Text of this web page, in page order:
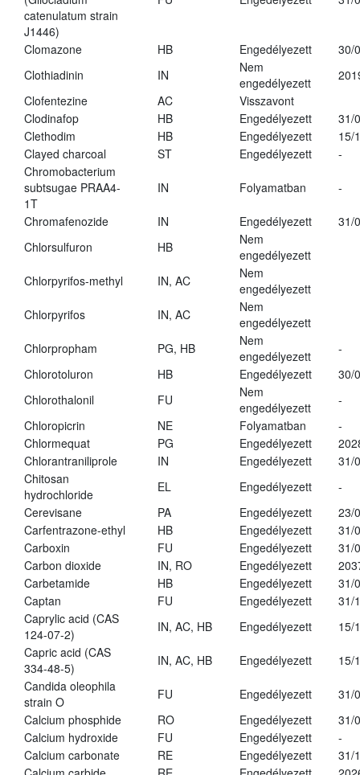
catenulatum strain
J1446)
Clomazone HB Engedélyezett
30/
Clothiadinin
IN
Nem
engedélyezett
Clofentezine
AC
Visszavont
Clodinafop
HB Engedélyezett
31/
Clethodim
HB Engedélyezett
15/
Clayed charcoal
ST Engedélyezett
-
Chromobacterium
subtsugae PRAA4-
1T
IN Folyamatban -
Chromafenozide IN Engedélyezett
31/
Chlorsulfuron
HB
Nem
engedélyezett
Chlorpyrifos-methyl
IN, AC
Nem
engedélyezett
Chlorpyrifos
IN, AC
Nem
engedélyezett
Chlorpropham
PG, HB
Nem
engedélyezett
-
Chlorotoluron
HB Engedélyezett
30/
Chlorothalonil
FU
Nem
engedélyezett
-
Chloropicrin
NE Folyamatban
-
Chlormequat
PG Engedélyezett
Chlorantraniliprole
IN Engedélyezett
31/
Chitosan
hydrochloride
EL Engedélyezett
-
Cerevisane
PA Engedélyezett
23/
Carfentrazone-ethyl
HB Engedélyezett
31/
Carboxin
FU Engedélyezett
31/
Carbon dioxide
IN, RO Engedélyezett
Carbetamide
HB Engedélyezett
31/
Captan
FU Engedélyezett
31/
Caprylic acid (CAS
124-07-2)
IN, AC, HB Engedélyezett
15/
Capric acid (CAS
334-48-5)
IN, AC, HB Engedélyezett
15/
Candida oleophila
strain O
FU Engedélyezett
31/
Calcium phosphide
RO Engedélyezett
31/
Calcium hydroxide
FU Engedélyezett
-
Calcium carbonate
RE Engedélyezett
31/